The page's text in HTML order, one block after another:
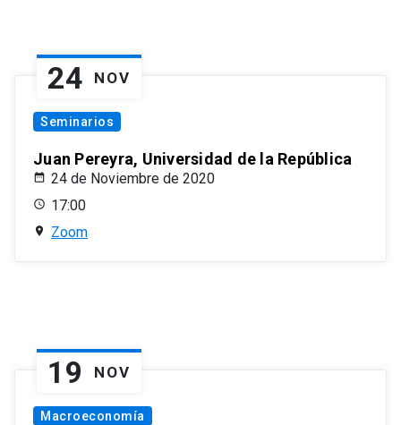
24 NOV
Seminarios
Juan Pereyra, Universidad de la República
24 de Noviembre de 2020
17:00
Zoom
19 NOV
Macroeconomía